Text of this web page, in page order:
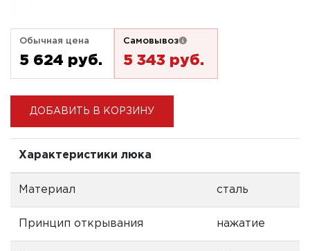
Обычная цена
5 624 pуб.
Самовывоз
5 343 pуб.
ДОБАВИТЬ В КОРЗИНУ
Характеристики люка
Материал сталь
Принцип открывания нажатие